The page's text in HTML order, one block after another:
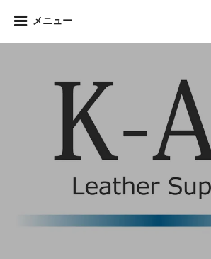
メニュー